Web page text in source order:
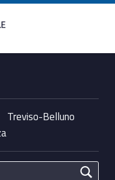
Unioncamere del Veneto
Treviso-Belluno